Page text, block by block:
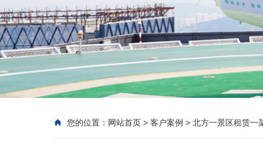
您的位置： 网站首页 > 客户案例 > 北方一景区租赁一